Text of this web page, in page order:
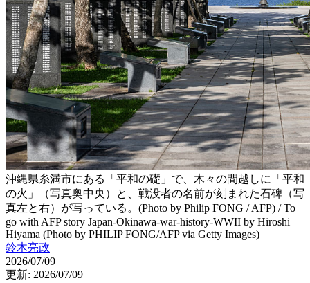
沖縄県糸満市にある「平和の礎」で、木々の間越しに「平和
の火」（写真奥中央）と、戦没者の名前が刻まれた石碑（写
真左と右）が写っている。(Photo by Philip FONG / AFP) / To
go with AFP story Japan-Okinawa-war-history-WWII by Hiroshi
Hiyama (Photo by PHILIP FONG/AFP via Getty Images)
鈴木亮政
2026/07/09
更新: 2026/07/09